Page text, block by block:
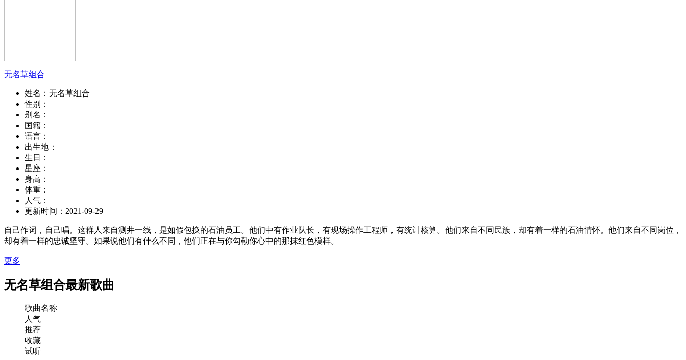
无名草组合
姓名： 无名草组合
性别：
别名：
国籍：
语言：
出生地：
生日：
星座：
身高：
体重：
人气：
更新时间： 2021-09-29
自己作词，自己唱。这群人来自测井一线，是如假包换的石油员工。他们中有作业队长，有现场操作工程师，有统计核算。他们来自不同民族，却有着一样的石油情怀。他们来自不同岗位，
却有着一样的忠诚坚守。如果说他们有什么不同，他们正在与你勾勒你心中的那抹红色模样。
更多
无名草组合最新歌曲
歌曲名称
人气
推荐
收藏
试听